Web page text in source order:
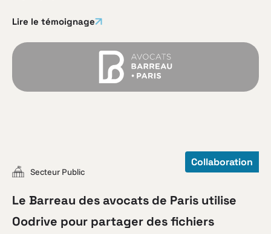
Lire le témoignage
Collaboration
Secteur Public
Le Barreau des avocats de Paris utilise
Oodrive pour partager des fichiers